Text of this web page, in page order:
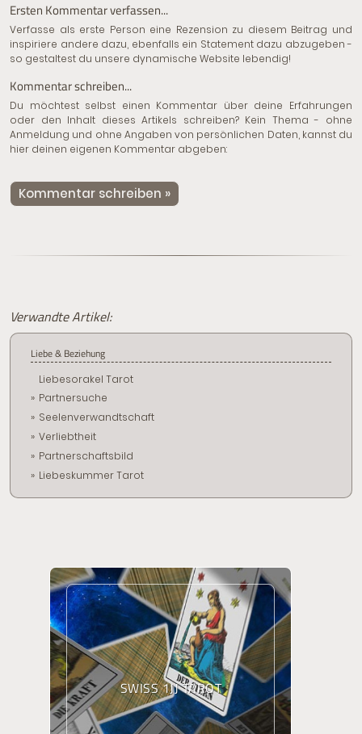
Ersten Kommentar verfassen...
Verfasse als erste Person eine Rezension zu diesem Beitrag und
inspiriere andere dazu, ebenfalls ein Statement dazu abzugeben -
so gestaltest du unsere dynamische Website lebendig!
Kommentar schreiben...
Du möchtest selbst einen Kommentar über deine Erfahrungen
oder den Inhalt dieses Artikels schreiben? Kein Thema - ohne
Anmeldung und ohne Angaben von persönlichen Daten, kannst du
hier deinen eigenen Kommentar abgeben:
Kommentar schreiben »
Verwandte Artikel:
Liebe & Beziehung
Liebesorakel Tarot
Partnersuche
Seelenverwandtschaft
Verliebtheit
Partnerschaftsbild
Liebeskummer Tarot
SWISS 1JJ TAROT